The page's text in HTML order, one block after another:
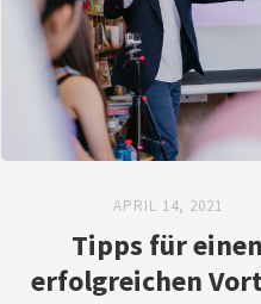
APRIL 14, 2021
Tipps für einen
erfolgreichen